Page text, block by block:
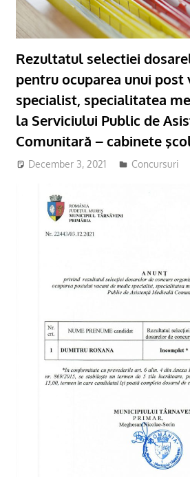
Rezultatul selectiei
pentru ocuparea unui post
specialist, specialitatea
la Serviciului Public de
Comunitară – cabinete
December 3, 2021 adm-mmm
Concursuri